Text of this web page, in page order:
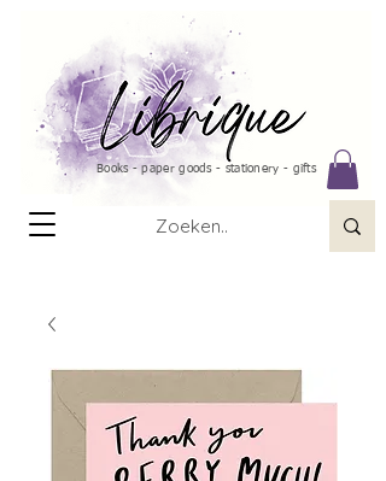
Books - paper goods - stationery - gifts